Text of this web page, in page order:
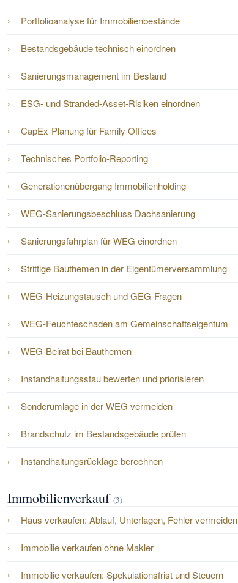
Portfolioanalyse für Immobilienbestände
Bestandsgebäude technisch einordnen
Sanierungsmanagement im Bestand
ESG- und Stranded-Asset-Risiken einordnen
CapEx-Planung für Family Offices
Technisches Portfolio-Reporting
Generationenübergang Immobilienholding
WEG-Sanierungsbeschluss Dachsanierung
Sanierungsfahrplan für WEG einordnen
Strittige Bauthemen in der Eigentümerversammlung
WEG-Heizungstausch und GEG-Fragen
WEG-Feuchteschaden am Gemeinschaftseigentum
WEG-Beirat bei Bauthemen
Instandhaltungsstau bewerten und priorisieren
Sonderumlage in der WEG vermeiden
Brandschutz im Bestandsgebäude prüfen
Instandhaltungsrücklage berechnen
Immobilienverkauf (3)
Haus verkaufen: Ablauf, Unterlagen, Fehler vermeiden
Immobilie verkaufen ohne Makler
Immobilie verkaufen: Spekulationsfrist und Steuern